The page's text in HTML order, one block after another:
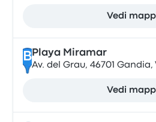
Vedi
B Playa Miramar
Av. del Grau, 46701
Vedi